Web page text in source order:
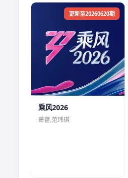
更新至20260620期
乘风2026
萧蔷,范玮琪